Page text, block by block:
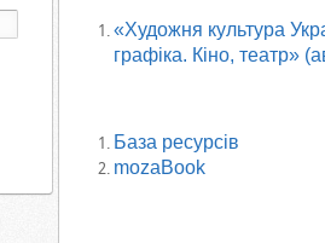
«Художня культура
графіка. Кіно, театр»
База ресурсів
mozaBook